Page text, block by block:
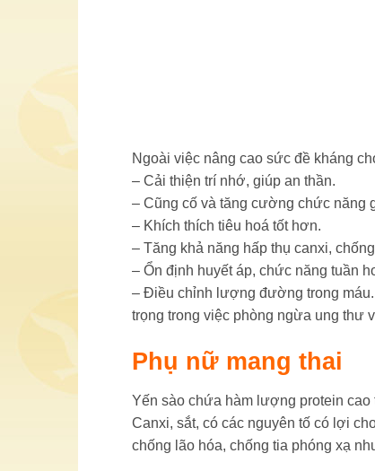
Ngoài việc nâng cao sức đề kháng
– Cải thiện trí nhớ, giúp an thần.
– Cũng cố và tăng cường chức năng
– Khích thích tiêu hoá tốt hơn.
– Tăng khả năng hấp thụ canxi,
– Ổn định huyết áp, chức năng tuần
– Ðiều chỉnh lượng đường trong máu.
trọng trong việc phòng ngừa ung thư
Phụ nữ mang thai
Yến sào chứa hàm lượng protein
Canxi, sắt, có các nguyên tố có lợi
chống lão hóa, chống tia phóng xạ